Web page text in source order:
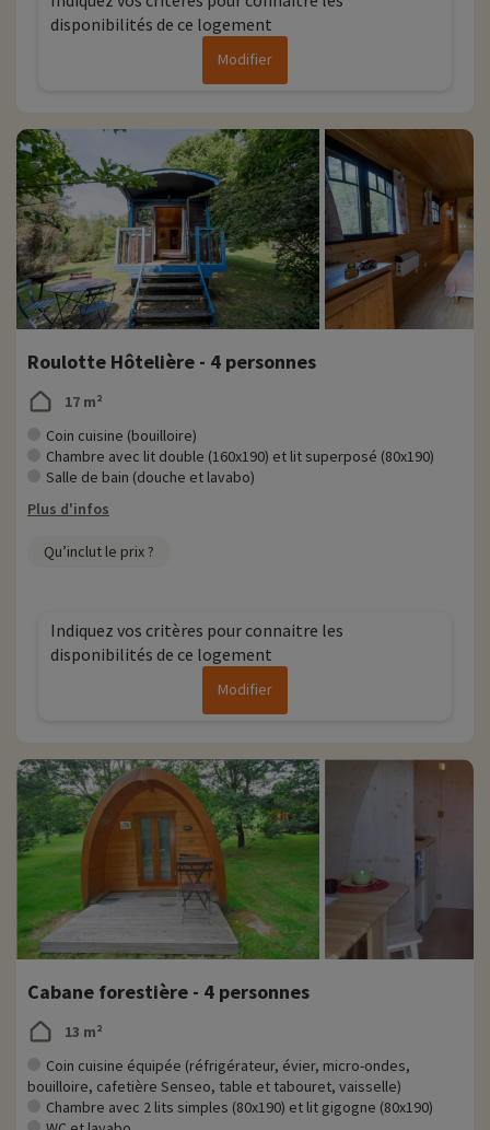
disponibilités de ce logement
Modifier
Roulotte Hôtelière - 4 personnes
17 m²
Coin cuisine (bouilloire)
Chambre avec lit double (160x190) et lit superposé (80x190)
Salle de bain (douche et lavabo)
Plus d'infos
Qu’inclut le prix ?
Indiquez vos critères pour connaitre les
disponibilités de ce logement
Modifier
Cabane forestière - 4 personnes
13 m²
Coin cuisine équipée (réfrigérateur, évier, micro-ondes,
bouilloire, cafetière Senseo, table et tabouret, vaisselle)
Chambre avec 2 lits simples (80x190) et lit gigogne (80x190)